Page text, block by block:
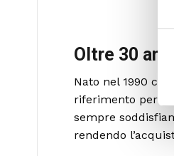
Oltre 30
Nato nel 1990
riferimento per
sempre
rendendo